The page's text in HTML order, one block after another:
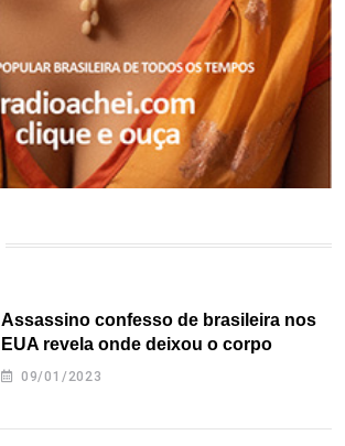
Assassino confesso de brasileira nos
EUA revela onde deixou o corpo
09/01/2023